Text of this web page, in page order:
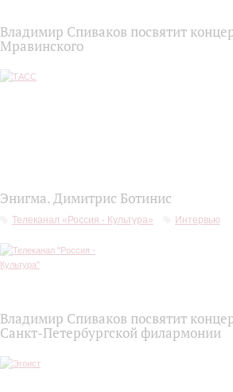
Владимир Спиваков посвятит
Мравинского
Энигма. Димитрис Ботинис
Телеканал «Россия - Культура» Интервью
Владимир Спиваков посвятит
Санкт-Петербургской филармонии